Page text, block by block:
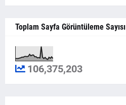
Toplam Sayfa Görüntüleme Sayısı
106,375,203